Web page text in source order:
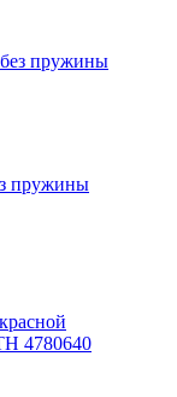
пружины